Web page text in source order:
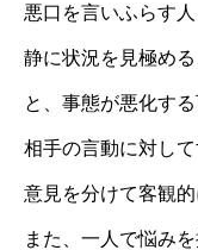
悪口を言いふらす
静に状況を見極め
と、事態が悪化す
相手の言動に対し
意見を分けて客観的
また、一人で悩み